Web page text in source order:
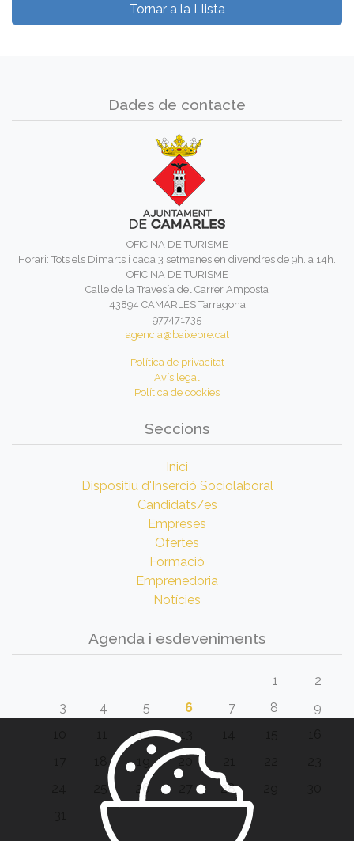
Tornar a la Llista
Dades de contacte
OFICINA DE TURISME
Horari: Tots els Dimarts i cada 3 setmanes en divendres de 9h. a 14h.
OFICINA DE TURISME
Calle de la Travesía del Carrer Amposta
43894 CAMARLES Tarragona
977471735
agencia@baixebre.cat
Política de privacitat
Avís legal
Política de cookies
Seccions
Inici
Dispositiu d'Inserció Sociolaboral
Candidats/es
Empreses
Ofertes
Formació
Emprenedoria
Notícies
Agenda i esdeveniments
1
2
3
4 5 6 7 8
9
12 13
20
26 28